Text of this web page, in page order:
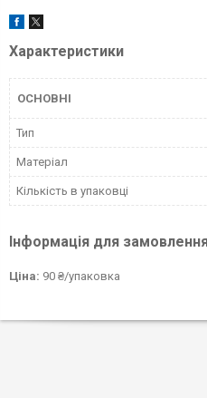
Характеристики
ОСНОВНІ
Тип
Матеріал
Кількість в упаковці
Інформація для
Ціна: 90 ₴/упаковка